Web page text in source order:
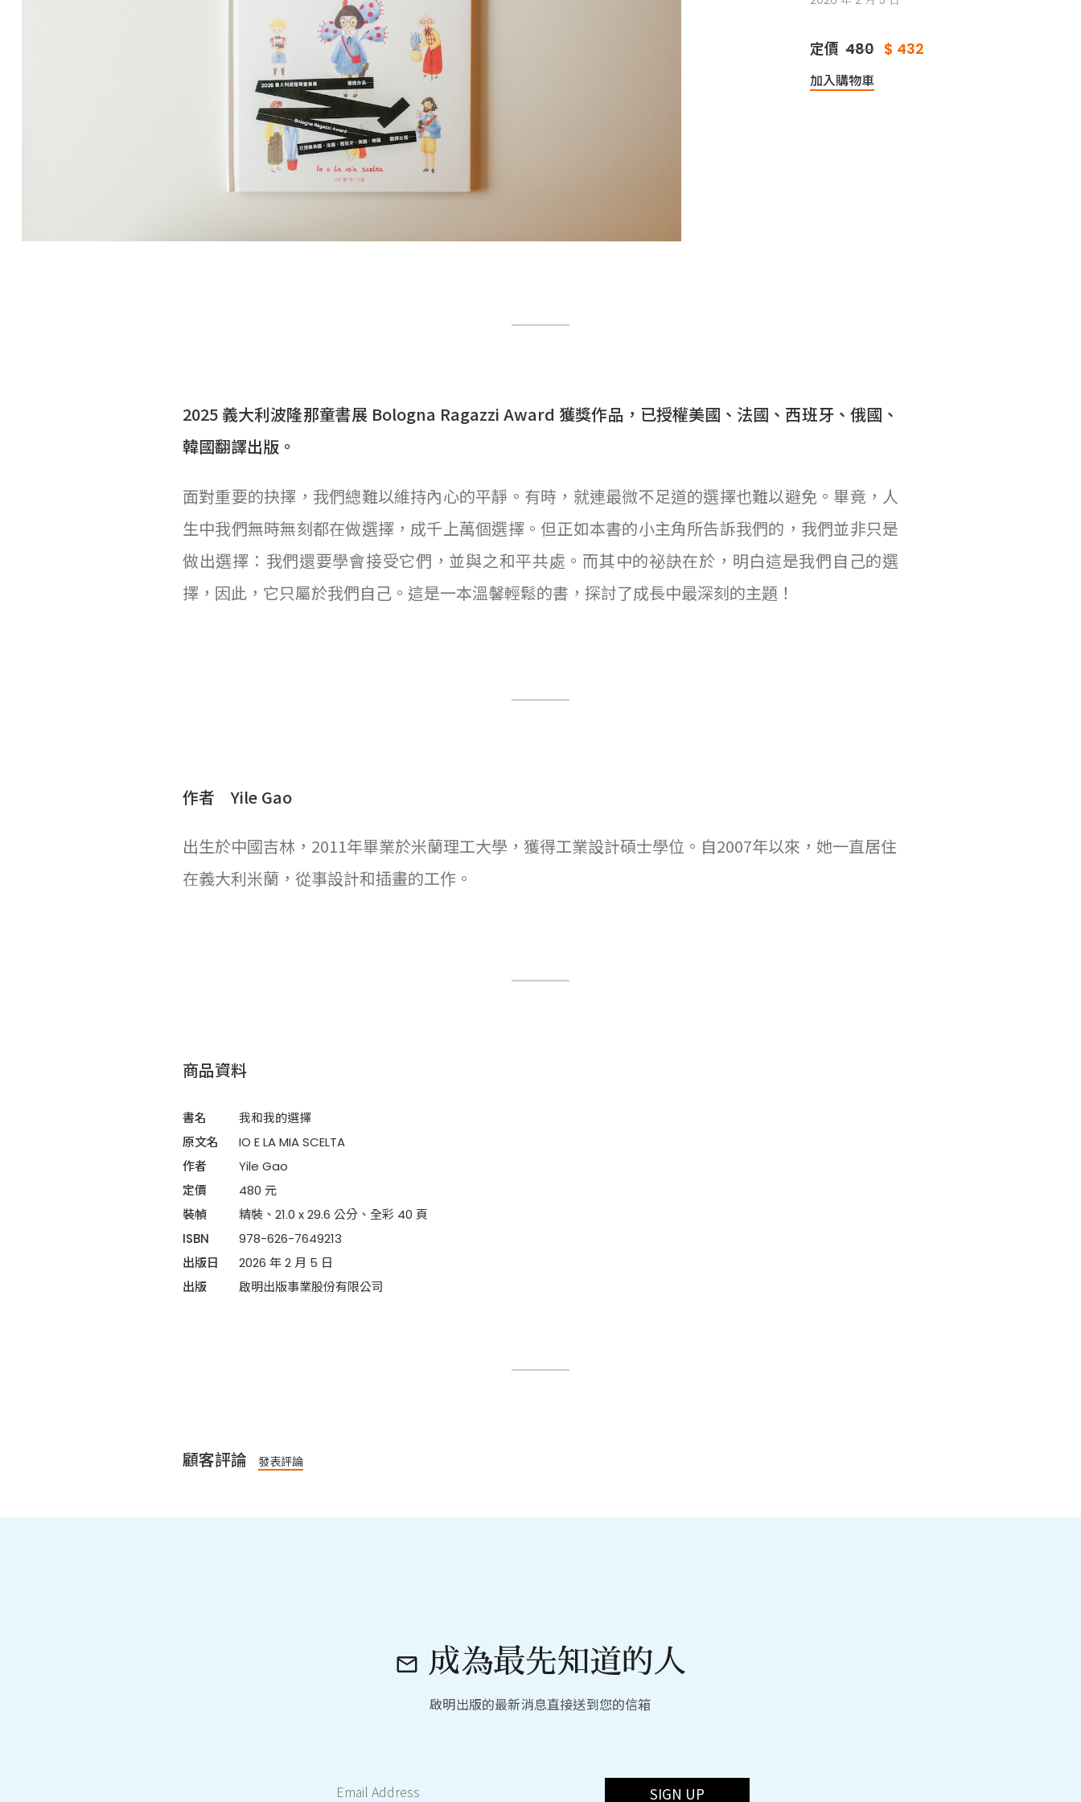
定價 480 $ 432
加入購物車
2025 義大利波隆那童書展 Bologna Ragazzi Award 獲獎作品，已授權美國、法國、西班牙、俄國、
韓國翻譯出版。
面對重要的抉擇，我們總難以維持內心的平靜。有時，就連最微不足道的選擇也難以避免。畢竟，人
生中我們無時無刻都在做選擇，成千上萬個選擇。但正如本書的小主角所告訴我們的，我們並非只是
做出選擇：我們還要學會接受它們，並與之和平共處。而其中的祕訣在於，明白這是我們自己的選
擇，因此，它只屬於我們自己。這是一本溫馨輕鬆的書，探討了成長中最深刻的主題！
作者 Yile Gao
出生於中國吉林，2011年畢業於米蘭理工大學，獲得工業設計碩士學位。自2007年以來，她一直居住
在義大利米蘭，從事設計和插畫的工作。
商品資料
書名
我和我的選擇
原文名
IO E LA MIA SCELTA
作者
Yile Gao
定價
480 元
裝幀
精裝、21.0 x 29.6 公分、全彩 40 頁
ISBN
978-626-7649213
出版日
2026 年 2 月 5 日
出版
啟明出版事業股份有限公司
顧客評論 發表評論
 成為最先知道的人
啟明出版的最新消息直接送到您的信箱
SIGN UP